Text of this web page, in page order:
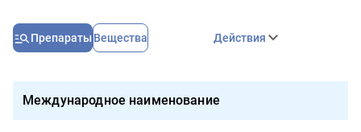
Препараты Вещества Действия
Международное наименование